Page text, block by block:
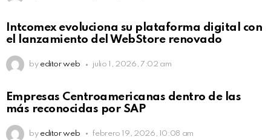
Intcomex evoluciona su plataforma digital con
el lanzamiento del WebStore renovado
by editor web julio 1, 2026, 7:02 am
Empresas Centroamericanas dentro de las
más reconocidas por SAP
by editor web febrero 19, 2026, 10:08 am